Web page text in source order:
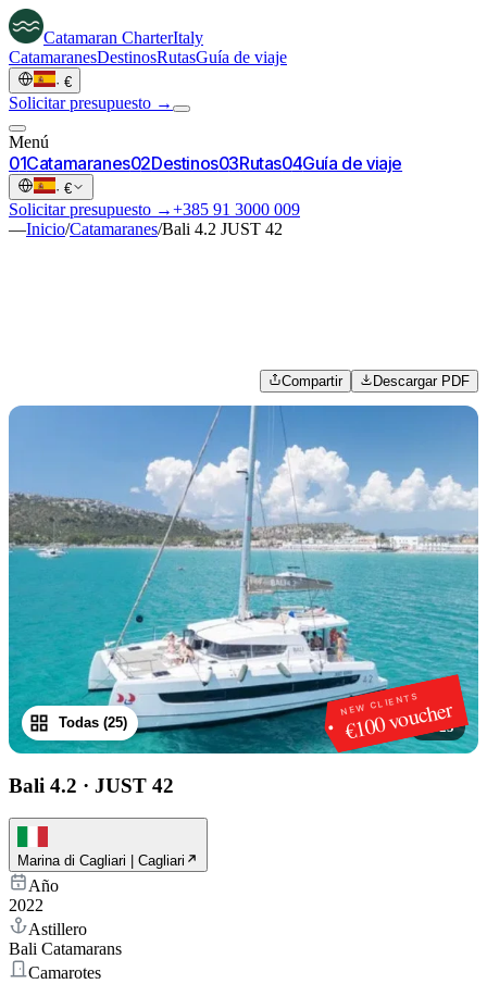
Catamaran CharterItaly
CatamaranesDestinosRutasGuía de viaje
· €
Solicitar presupuesto →
Menú
01Catamaranes02Destinos03Rutas04Guía de viaje
· €
Solicitar presupuesto →+385 91 3000 009
—Inicio/Catamaranes/Bali 4.2 JUST 42
Compartir Descargar PDF
NEW CLIENTS
€100 voucher
1/25
Todas (25)
Bali 4.2 · JUST 42
Marina di Cagliari | Cagliari
Año
2022
Astillero
Bali Catamarans
Camarotes